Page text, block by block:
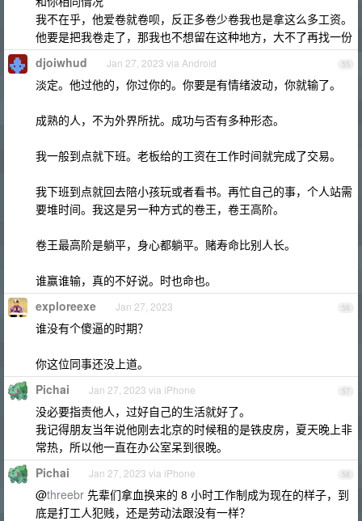
我不在乎，他爱卷就卷呗，反正多卷少卷我也是拿这么多工资。
他要是把我卷走了，那我也不想留在这种地方，大不了再找一份
55
djoiwhud Jan 27, 2023 via Android
淡定。他过他的，你过你的。你要是有情绪波动，你就输了。
成熟的人，不为外界所扰。成功与否有多种形态。
我一般到点就下班。老板给的工资在工作时间就完成了交易。
我下班到点就回去陪小孩玩或者看书。再忙自己的事，个人站需
要堆时间。我这是另一种方式的卷王，卷王高阶。
卷王最高阶是躺平，身心都躺平。赌寿命比别人长。
谁赢谁输，真的不好说。时也命也。
56
exploreexe Jan 27, 2023
谁没有个傻逼的时期？
你这位同事还没上道。
57
Pichai Jan 27, 2023 via iPhone
没必要指责他人，过好自己的生活就好了。
我记得朋友当年说他刚去北京的时候租的是铁皮房，夏天晚上非
常热，所以他一直在办公室呆到很晚。
58
Pichai Jan 27, 2023 via iPhone
@threebr 先辈们拿血换来的 8 小时工作制成为现在的样子，到
底是打工人犯贱，还是劳动法跟没有一样？